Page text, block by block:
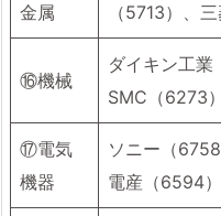
金属
（5713）、
⑯機械
ダイキン工業
SMC（6273）
⑰電気
機器
ソニー（
電産（6594）